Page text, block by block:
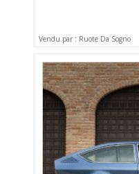
Vendu par : Ruote Da Sogno